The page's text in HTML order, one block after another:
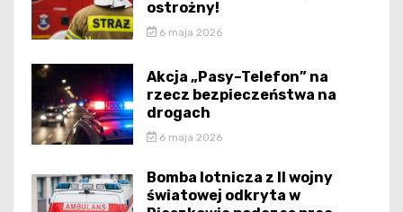
ostrożny!
6 maja 2026
Akcja „Pasy–Telefon” na
rzecz bezpieczeństwa na
drogach
6 maja 2026
Bomba lotnicza z II wojny
światowej odkryta w